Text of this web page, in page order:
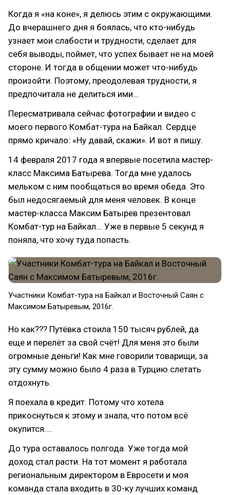
Когда я «на коне», я делюсь этим с окружающими.
До вчерашнего дня я боялась, что кто-нибудь
узнает мои слабости и трудности, сделает для
себя выводы, поймет, что успех бывает не на моей
стороне. И тогда в общении может что-нибудь
произойти. Поэтому, преодолевая трудности, я
предпочитала не делиться ими...
Пересматривала сейчас фотографии и видео с
моего первого Комбат-тура на Байкал. Сердце
прямо кричало: «Ну давай, скажи». И вот я пишу.
14 февраля 2017 года я впервые посетила мастер-
класс Максима Батырева. Тогда мне удалось
мельком с ним пообщаться во время обеда. Это
был недосягаемый для меня человек. В конце
мастер-класса Максим Батырев презентовал
Комбат-тур на Байкал... Уже в первые 5 секунд я
поняла, что хочу туда попасть.
Участники Комбат-тура на Байкал и Восточный Саян с
Максимом Батыревым, 2016г.
Но как??? Путёвка стоила 150 тысяч рублей, да
еще и перелёт за свой счёт! Для меня это были
огромные деньги! Как мне говорили товарищи, за
эту сумму можно было 4 раза в Турцию слетать
отдохнуть.
Я поехала в кредит. Потому что хотела
прикоснуться к этому и знала, что потом всё
окупится....
До тура оставалось полгода. Уже тогда мой
доход стал расти. На тот момент я работала
региональным директором в Евросети и моя
команда стала входить в 30-ку лучших команд